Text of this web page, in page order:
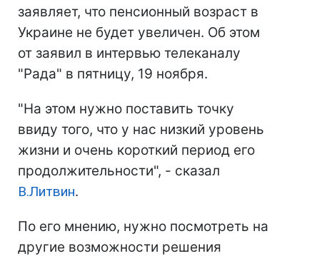
заявляет, что пенсионный возраст в
Украине не будет увеличен. Об этом
от заявил в интервью телеканалу
"Рада" в пятницу, 19 ноября.
"На этом нужно поставить точку
ввиду того, что у нас низкий уровень
жизни и очень короткий период его
продолжительности", - сказал
В.Литвин.
По его мнению, нужно посмотреть на
другие возможности решения